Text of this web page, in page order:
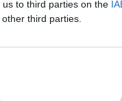
to third parties on the
third parties.